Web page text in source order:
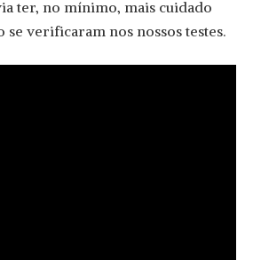
ter, no mínimo, mais cuidado
se verificaram nos nossos testes.